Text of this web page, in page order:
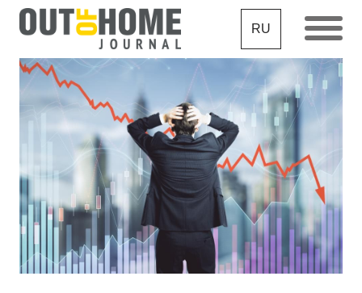
RU